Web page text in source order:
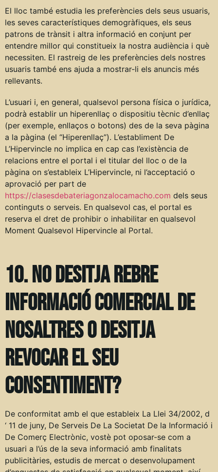
El lloc també estudia les preferències dels seus usuaris,
les seves característiques demogràfiques, els seus
patrons de trànsit i altra informació en conjunt per
entendre millor qui constitueix la nostra audiència i què
necessiten. El rastreig de les preferències dels nostres
usuaris també ens ajuda a mostrar-li els anuncis més
rellevants.
L’usuari i, en general, qualsevol persona física o jurídica,
podrà establir un hiperenllaç o dispositiu tècnic d’enllaç
(per exemple, enllaços o botons) des de la seva pàgina
a la pàgina (el “Hiperenllaç”). L’establiment De
L’Hipervincle no implica en cap cas l’existència de
relacions entre el portal i el titular del lloc o de la
pàgina on s’estableix L’Hipervincle, ni l’acceptació o
aprovació per part de
https://clasesdebateriagonzalocamacho.com dels seus
continguts o serveis. En qualsevol cas, el portal es
reserva el dret de prohibir o inhabilitar en qualsevol
Moment Qualsevol Hipervincle al Portal.
10. No desitja rebre
informació comercial de
nosaltres o desitja
revocar el seu
consentiment?
De conformitat amb el que estableix La Llei 34/2002, d
‘ 11 de juny, De Serveis De La Societat De la Informació i
De Comerç Electrònic, vostè pot oposar-se com a
usuari a l’ús de la seva informació amb finalitats
publicitàries, estudis de mercat o desenvolupament